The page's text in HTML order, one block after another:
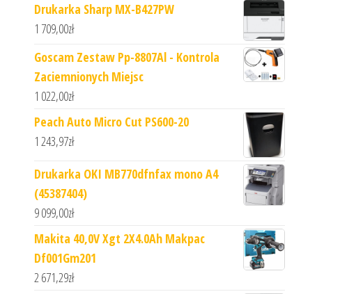
Drukarka Sharp MX-B427PW
1 709,00zł
Goscam Zestaw Pp-8807Al - Kontrola
Zaciemnionych Miejsc
1 022,00zł
Peach Auto Micro Cut PS600-20
1 243,97zł
Drukarka OKI MB770dfnfax mono A4
(45387404)
9 099,00zł
Makita 40,0V Xgt 2X4.0Ah Makpac
Df001Gm201
2 671,29zł